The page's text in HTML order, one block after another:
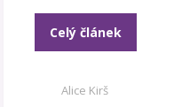
Celý článek
Alice Kirš